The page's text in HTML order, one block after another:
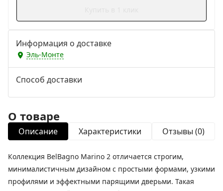
Информация о доставке
Эль-Монте
Способ доставки
О товаре
Описание Характеристики Отзывы (0)
Коллекция BelBagno Marino 2 отличается строгим,
минималистичным дизайном с простыми формами, узкими
профилями и эффектными парящими дверьми. Такая